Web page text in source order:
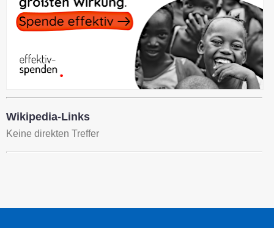
Wikipedia-Links
Keine direkten Treffer